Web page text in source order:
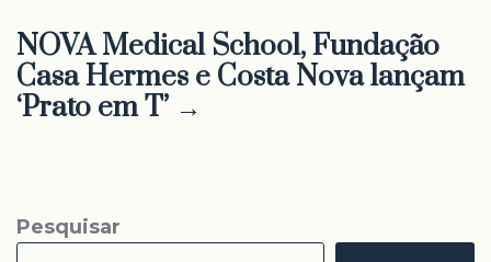
NOVA Medical School, Fundação
Casa Hermes e Costa Nova lançam
‘Prato em T’ →
Pesquisar